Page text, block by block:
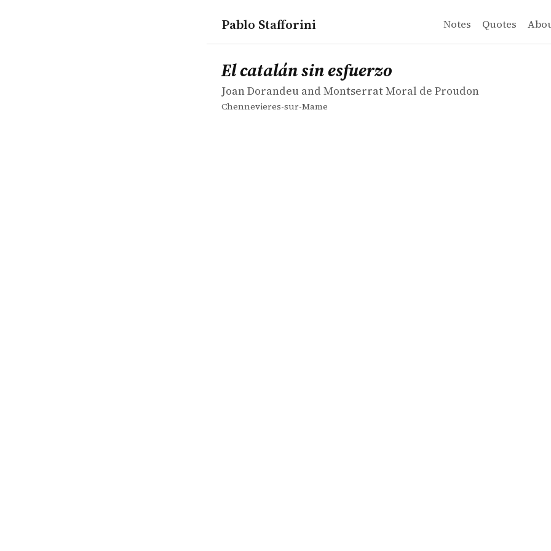
Pablo Stafforini Notes Quotes
works
Joan Dorandeu and Montserrat Moral de Proudon
El catalán sin esfuerzo
book
El catalán sin esfuerzo
Joan Dorandeu and Montserrat Moral de Proudon
Chennevieres-sur-Mame